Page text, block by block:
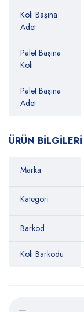
Koli Başına
Adet
Palet Başına
Koli
Palet Başına
Adet
ÜRÜN BİLGİLERİ
Marka
Kategori
Barkod
Koli Barkodu